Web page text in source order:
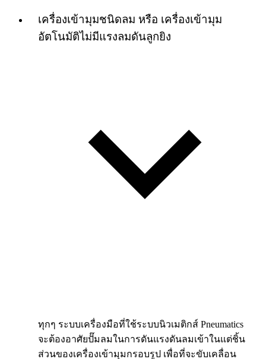
เครื่องเข้ามุมชนิดลม หรือ เครื่องเข้ามุม
อัตโนมัติไม่มีแรงลมดันลูกยิง
ทุกๆ ระบบเครื่องมือที่ใช้ระบบนิวเมติกส์ Pneumatics
จะต้องอาศัยปั๊มลมในการดันแรงดันลมเข้าในแต่ชิ้น
ส่วนของเครื่องเข้ามุมกรอบรูป เพื่อที่จะขับเคลื่อน